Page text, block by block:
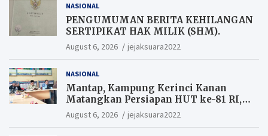
NASIONAL
PENGUMUMAN BERITA KEHILANGAN
SERTIPIKAT HAK MILIK (SHM).
August 6, 2026 jejaksuara2022
NASIONAL
Mantap, Kampung Kerinci Kanan
Matangkan Persiapan HUT ke-81 RI,
Warga yang ikut Upacara
Berkesempatan Raih Hadiah
August 6, 2026 jejaksuara2022